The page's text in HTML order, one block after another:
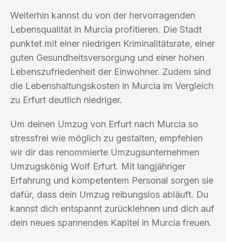
Weiterhin kannst du von der hervorragenden
Lebensqualität in Murcia profitieren. Die Stadt
punktet mit einer niedrigen Kriminalitätsrate, einer
guten Gesundheitsversorgung und einer hohen
Lebenszufriedenheit der Einwohner. Zudem sind
die Lebenshaltungskosten in Murcia im Vergleich
zu Erfurt deutlich niedriger.
Um deinen Umzug von Erfurt nach Murcia so
stressfrei wie möglich zu gestalten, empfehlen
wir dir das renommierte Umzugsunternehmen
Umzugskönig Wolf Erfurt. Mit langjähriger
Erfahrung und kompetentem Personal sorgen sie
dafür, dass dein Umzug reibungslos abläuft. Du
kannst dich entspannt zurücklehnen und dich auf
dein neues spannendes Kapitel in Murcia freuen.